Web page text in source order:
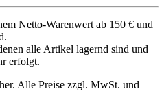
Netto-Warenwert ab 150 € und
alle Artikel lagernd sind und
erfolgt.
Alle Preise zzgl. MwSt. und